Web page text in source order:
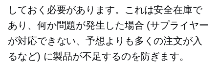
しておく必要があります。これは安全在庫で
あり、何か問題が発生した場合 (サプライヤー
が対応できない、予想よりも多くの注文が入
るなど) に製品が不足するのを防ぎます。